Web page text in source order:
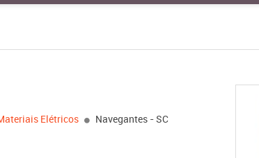
Elétricos Navegantes - SC